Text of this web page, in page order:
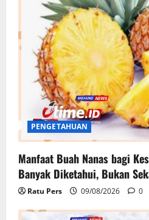
PENGETAHUAN
Manfaat Buah Nanas bagi
Banyak Diketahui, Bukan
Ratu Pers 09/08/2026 0